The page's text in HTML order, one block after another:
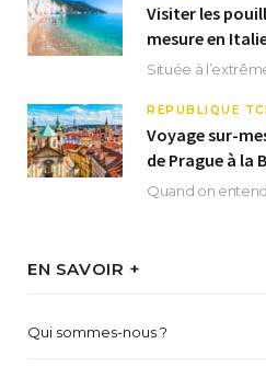
Visiter les
mesure en
RÉPUBLIQUE
Voyage sur-
de Prague à la
EN SAVOIR +
Qui sommes-nous ?